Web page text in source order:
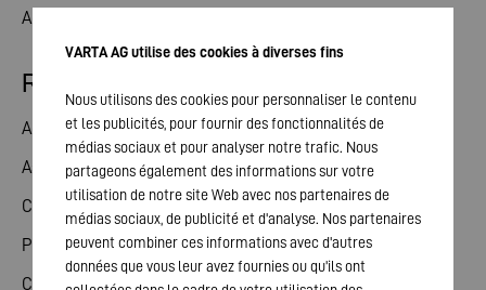
Actualités
Relations avec les investisseurs
Action
Assemblée générale
Calendrier financier
Publications
Contact investisseurs
VARTA AG utilise des cookies à diverses fins
Nous utilisons des cookies pour personnaliser le contenu
et les publicités, pour fournir des fonctionnalités de
médias sociaux et pour analyser notre trafic. Nous
partageons également des informations sur votre
utilisation de notre site Web avec nos partenaires de
médias sociaux, de publicité et d'analyse. Nos partenaires
peuvent combiner ces informations avec d'autres
données que vous leur avez fournies ou qu'ils ont